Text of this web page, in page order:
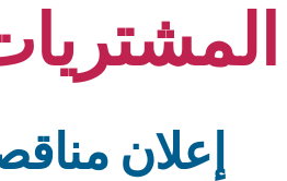
إعلان